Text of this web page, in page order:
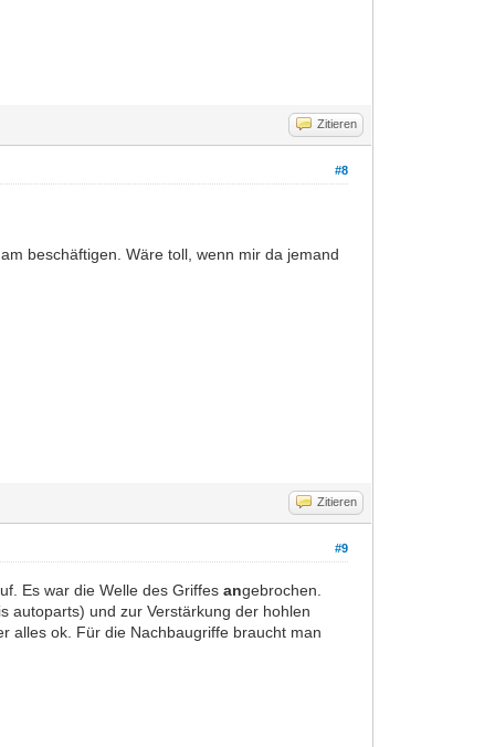
Zitieren
#8
beschäftigen. Wäre toll, wenn mir da jemand
Zitieren
#9
Es war die Welle des Griffesangebrochen.
autoparts) und zur Verstärkung der hohlen
alles ok. Für die Nachbaugriffe braucht man